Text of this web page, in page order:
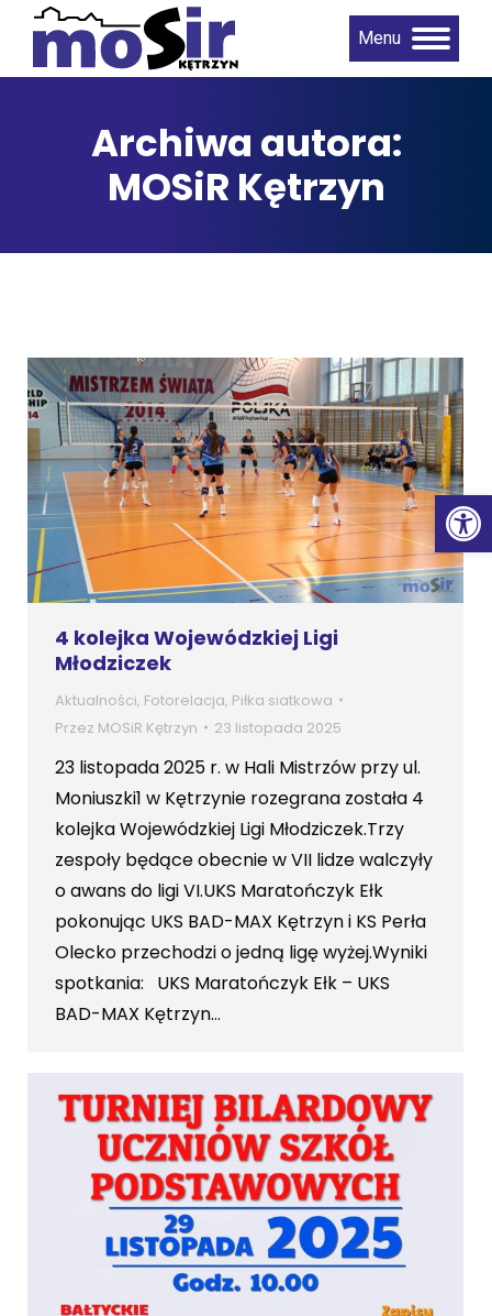
Menu
Archiwa autora:
MOSiR Kętrzyn
4 kolejka Wojewódzkiej Ligi
Młodziczek
Aktualności, Fotorelacja, Piłka siatkowa
Przez MOSiR Kętrzyn 23 listopada 2025
23 listopada 2025 r. w Hali Mistrzów przy ul.
Moniuszki1 w Kętrzynie rozegrana została 4
kolejka Wojewódzkiej Ligi Młodziczek.Trzy
zespoły będące obecnie w VII lidze walczyły
o awans do ligi VI.UKS Maratończyk Ełk
pokonując UKS BAD-MAX Kętrzyn i KS Perła
Olecko przechodzi o jedną ligę wyżej.Wyniki
spotkania: UKS Maratończyk Ełk – UKS
BAD-MAX Kętrzyn…